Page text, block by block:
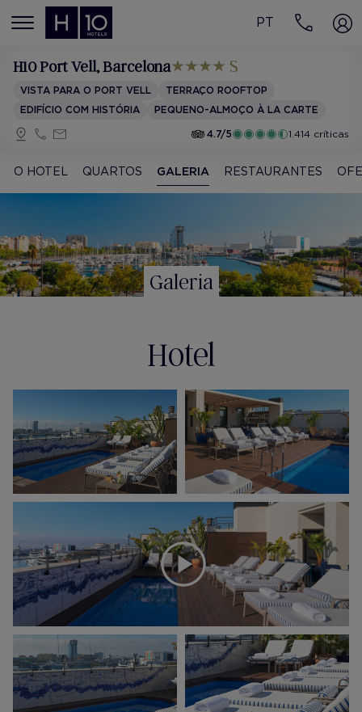
MENÚ
PT
H10 Port Vell, Barcelona
VISTA PARA O PORT VELL
TERRAÇO ROOFTOP
EDIFÍCIO COM HISTÓRIA
PEQUENO-ALMOÇO À LA CARTE
4.7/5
1.414 críticas
O HOTEL QUARTOS GALERIA RESTAURANTES
Galeria
Hotel